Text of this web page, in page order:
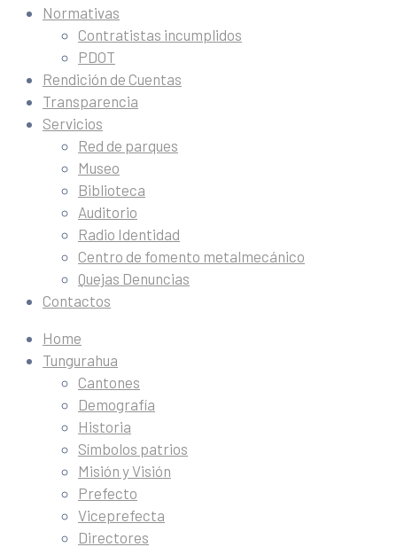
Normativas
Contratistas incumplidos
PDOT
Rendición de Cuentas
Transparencia
Servicios
Red de parques
Museo
Biblioteca
Auditorio
Radio Identidad
Centro de fomento metalmecánico
Quejas Denuncias
Contactos
Home
Tungurahua
Cantones
Demografía
Historia
Símbolos patrios
Misión y Visión
Prefecto
Viceprefecta
Directores